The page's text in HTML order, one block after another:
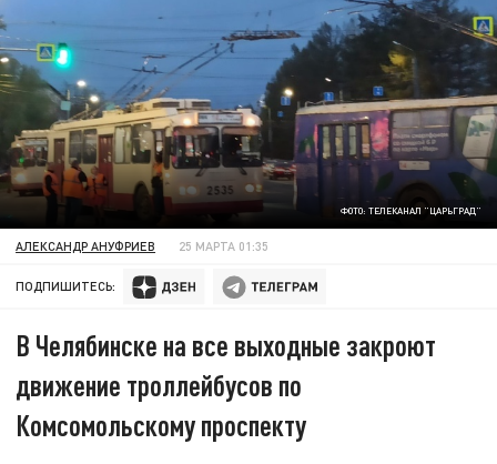
ФОТО: ТЕЛЕКАНАЛ "ЦАРЬГРАД"
АЛЕКСАНДР АНУФРИЕВ 25 МАРТА 01:35
ПОДПИШИТЕСЬ:
В Челябинске на все выходные закроют
движение троллейбусов по
Комсомольскому проспекту